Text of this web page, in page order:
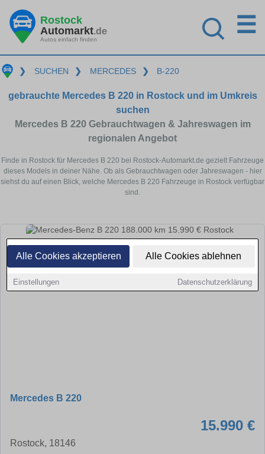
Alle Cookies akzeptieren Alle Cookies ablehnen
Einstellungen Datenschutzerklärung
Rostock
Automarkt.de
Autos einfach finden
☰
❯ SUCHEN ❯ MERCEDES ❯ B-220
gebrauchte Mercedes B 220 in Rostock und im Umkreis
suchen
Mercedes B 220 Gebrauchtwagen & Jahreswagen im
regionalen Angebot
Finde in Rostock für Mercedes B 220 bei Rostock-Automarkt.de gezielt Fahrzeuge
dieses Models in deiner Nähe. Ob als Gebrauchtwagen oder Jahreswagen - hier
siehst du auf einen Blick, welche Mercedes B 220 Fahrzeuge in Rostock verfügbar
sind.
Mercedes B 220
15.990 €
Rostock, 18146